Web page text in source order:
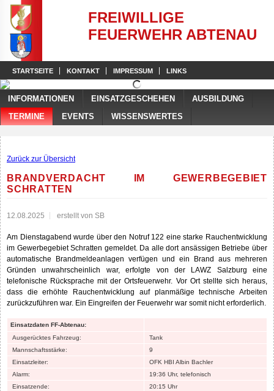
FREIWILLIGE
FEUERWEHR ABTENAU
STARTSEITE KONTAKT IMPRESSUM LINKS
INFORMATIONEN EINSATZGESCHEHEN
AUSBILDUNG
TERMINE
EVENTS WISSENSWERTES
Zurück zur Übersicht
BRANDVERDACHT IM GEWERBEGEBIET
SCHRATTEN
12.08.2025 erstellt von SB
Am Dienstagabend wurde über den Notruf 122 eine starke Rauchentwicklung
im Gewerbegebiet Schratten gemeldet. Da alle dort ansässigen Betriebe über
automatische Brandmeldeanlagen verfügen und ein Brand aus mehreren
Gründen unwahrscheinlich war, erfolgte von der LAWZ Salzburg eine
telefonische Rücksprache mit der Ortsfeuerwehr. Vor Ort stellte sich heraus,
dass die erhöhte Rauchentwicklung auf planmäßige technische Arbeiten
zurückzuführen war. Ein Eingreifen der Feuerwehr war somit nicht erforderlich.
Einsatzdaten FF-Abtenau:
Ausgerücktes Fahrzeug:
Tank
Mannschaftsstärke:
9
Einsatzleiter:
OFK HBI Albin Bachler
Alarm:
19:36 Uhr, telefonisch
Einsatzende:
20:15 Uhr